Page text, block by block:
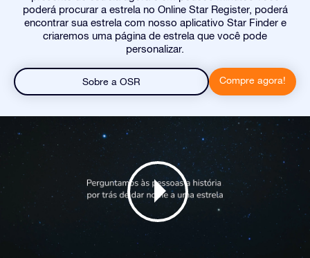
poderá procurar a estrela no Online Star Register, poderá
encontrar sua estrela com nosso aplicativo Star Finder e
criaremos uma página de estrela que você pode
personalizar.
Sobre a OSR Compre agora!